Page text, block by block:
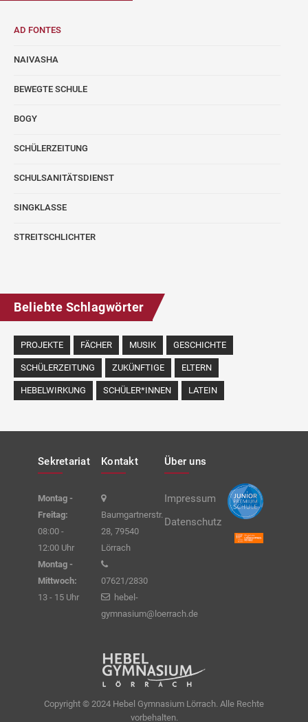
AD FONTES
NAIVASHA
BEWEGTE SCHULE
BOGY
SCHÜLERZEITUNG
SCHULSANITÄTSDIENST
SINGKLASSE
STREITSCHLICHTER
Beliebte Schlagwörter
PROJEKTE FÄCHER MUSIK GESCHICHTE
SCHÜLERZEITUNG ZUKÜNFTIGE ELTERN
HEBELWIRKUNG SCHÜLER*INNEN LATEIN
Sekretariat
Montag -
Freitag:
08:00 -
12:00 Uhr
Montag -
Mittwoch:
13 - 15 Uhr
Kontakt
Baumgartnerstr.
28, 79540
Lörrach
07621/2830
hebel-
gymnasium@loerrach.de
Über uns
Impressum
Datenschutz
Copyright © 2024 Hebel Gymnasium Lörrach. Alle Rechte
vorbehalten.